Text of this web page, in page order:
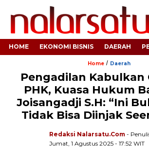
HOME EKONOMI BISNIS DAERAH
Home / Daerah
Pengadilan Kabulkan
PHK, Kuasa Hukum
Joisangadji S.H: “Ini
Tidak Bisa Diinjak
Redaksi Nalarsatu.com -
Jumat, 1 Agustus 2025 - 17:52 WIT